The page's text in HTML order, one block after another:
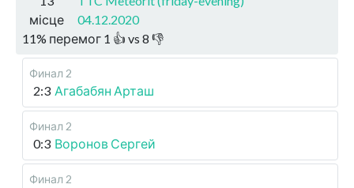
місце
04.12.2020
11% перемог 1 👍 vs 8 👎
Финал 2
2:3 Агабабян Арташ
Финал 2
0:3 Воронов Сергей
Финал 2